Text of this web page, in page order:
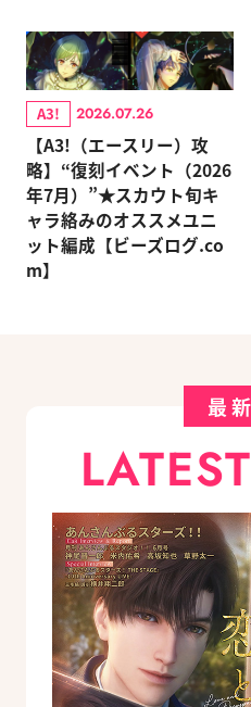
A3! 2026.07.26
【A3!（エースリー）攻
略】“復刻イベント（2026
年7月）”★スカウト旬キ
ャラ絡みのオススメユニ
ット編成【ビーズログ.co
m】
最